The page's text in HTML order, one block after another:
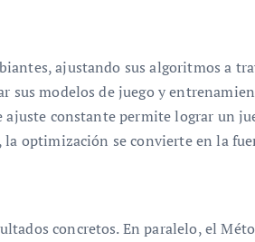
ajustando sus algoritmos a
modelos de juego y
constante permite lograr un
optimización se convierte en la
concretos. En paralelo, el